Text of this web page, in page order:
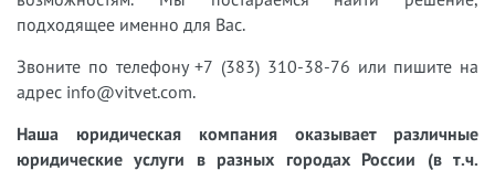
подходящее именно для Вас.
Звоните по телефону +7 (383) 310-38-76 или пишите на
адрес info@vitvet.com.
Наша юридическая компания оказывает различные
юридические услуги в разных городах России (в т.ч.